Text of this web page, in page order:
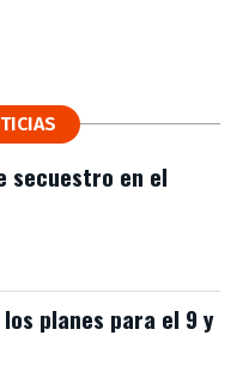
secuestro en el
planes para el 9 y